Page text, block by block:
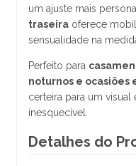
um ajuste mais
traseira oferece
sensualidade na
Perfeito para
noturnos e ocasiões
certeira para um
inesquecível.
Detalhes do